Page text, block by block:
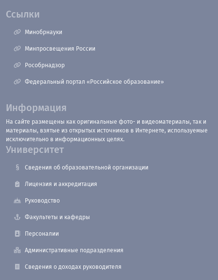
Ссылки
Минобрнауки
Минпросвещения России
Рособрнадзор
Федеральный портал «Российское образование»
Информация
На сайте размещены как оригинальные фото- и видеоматериалы, так и
материалы, взятые из открытых источников в Интернете, используемые
исключительно в информационных целях.
Университет
Сведения об образовательной организации
Лицензия и аккредитация
Руководство
Факультеты и кафедры
Персоналии
Административные подразделения
Сведения о доходах руководителя